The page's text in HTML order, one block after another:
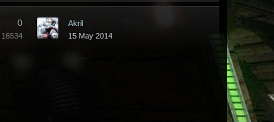
0
16534
Akril
15 May 2014